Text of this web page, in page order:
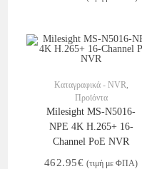
Καταγραφικά - NVR
Προϊόντα
Milesight MS-N5016-
NPE 4K H.265+ 16-
Channel PoE NVR
462.95€ (τιμή με ΦΠΑ)